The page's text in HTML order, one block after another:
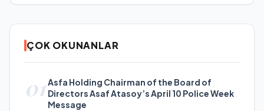
ÇOK OKUNANLAR
01Asfa Holding Chairman of the Board of
Directors Asaf Atasoy’s April 10 Police Week
Message